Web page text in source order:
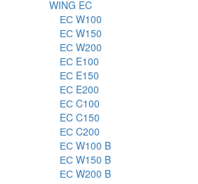
WING EC
ЕС W100
ЕС W150
ЕС W200
ЕС E100
ЕС E150
ЕС E200
ЕС C100
EC C150
ЕС C200
ЕС W100 B
ЕС W150 B
ЕС W200 B